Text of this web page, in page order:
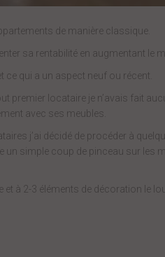
de manière classique.
sa rentabilité en augmentant le
ce qui a un aspect neuf ou récent.
premier locataire je n’avais fait
avec ses meubles.
j’ai décidé de procéder à
simple coup de pinceau sur les
et à 2-3 éléments de décoration le